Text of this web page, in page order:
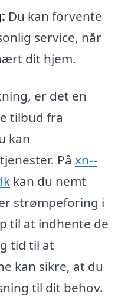
Du kan forvente
service, når
dit hjem.
er det en
tilbud fra
kan
På xn--
kan du nemt
strømpeforing i
til at indhente de
tid til at
kan sikre, at du
til dit behov.